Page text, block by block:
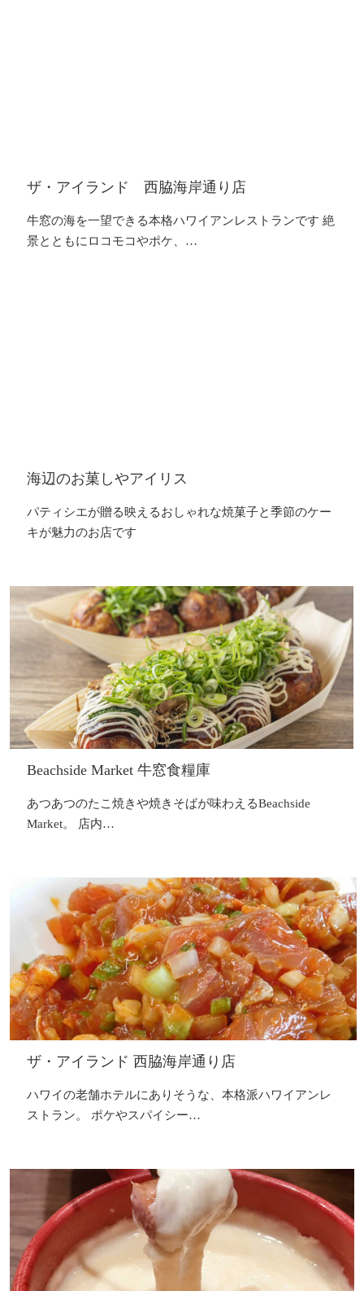
ザ・アイランド 西脇海岸通り店
牛窓の海を一望できる本格ハワイアンレストランです 絶
景とともにロコモコやポケ、…
海辺のお菓しやアイリス
パティシエが贈る映えるおしゃれな焼菓子と季節のケー
キが魅力のお店です
Beachside Market 牛窓食糧庫
あつあつのたこ焼きや焼きそばが味わえるBeachside
Market。 店内…
ザ・アイランド 西脇海岸通り店
ハワイの老舗ホテルにありそうな、本格派ハワイアンレ
ストラン。 ポケやスパイシー…